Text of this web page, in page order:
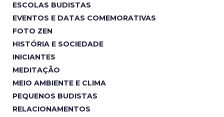
ESCOLAS BUDISTAS
EVENTOS E DATAS COMEMORATIVAS
FOTO ZEN
HISTÓRIA E SOCIEDADE
INICIANTES
MEDITAÇÃO
MEIO AMBIENTE E CLIMA
PEQUENOS BUDISTAS
RELACIONAMENTOS